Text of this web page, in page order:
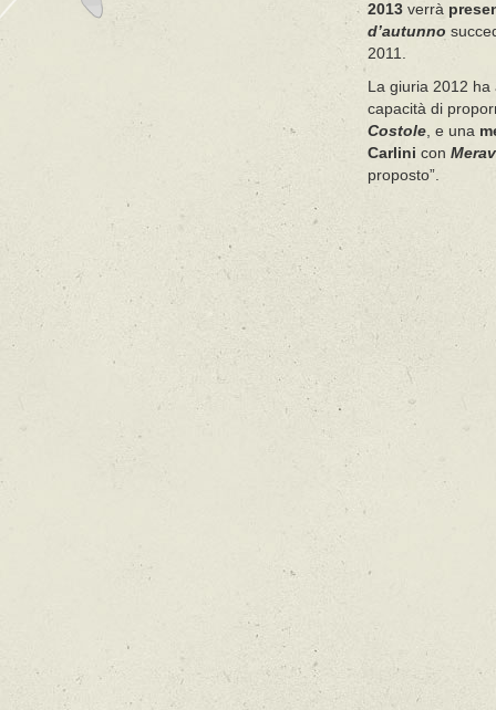
2013 verrà
d’autunno
2011.
La giuria 2012
capacità di
Costole, e una m
Carlini con
proposto”.